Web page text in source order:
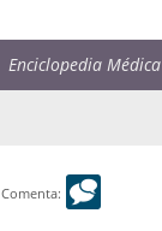
Enciclopedia Médica
Comenta: